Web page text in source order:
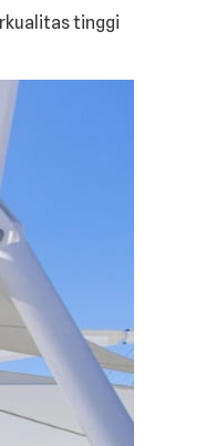
tinggi